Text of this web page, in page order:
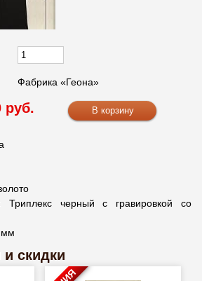
Фабрика «Геона»
руб.
Триплекс черный с гравировкой со
мм
скидки